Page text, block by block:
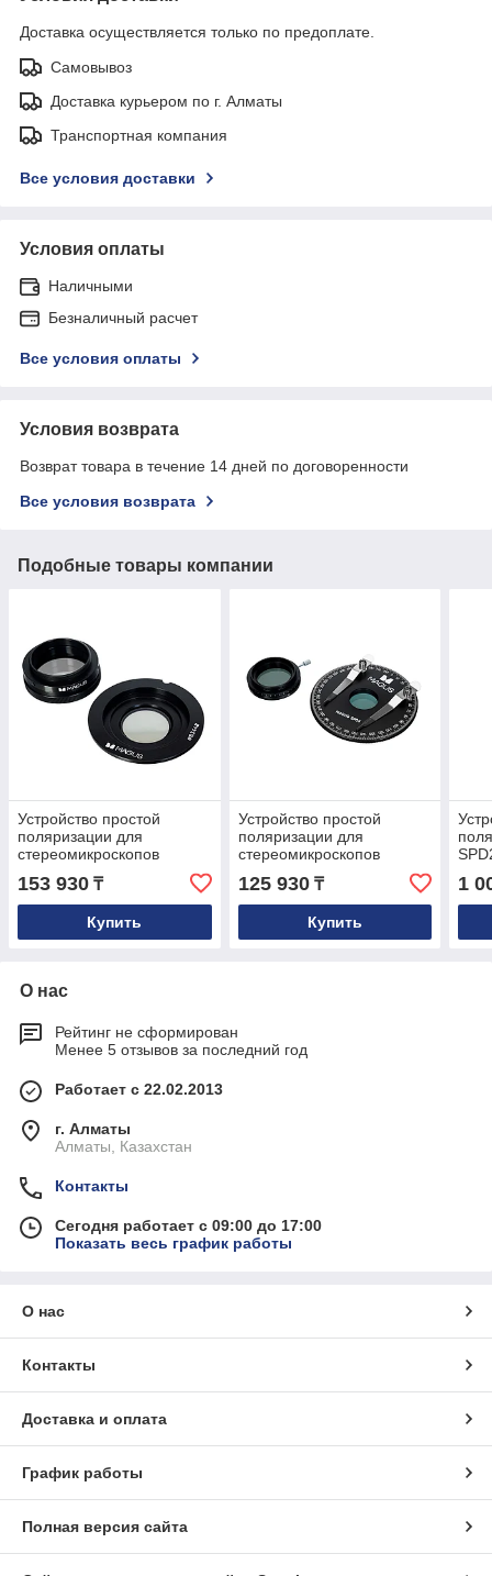
Доставка осуществляется только по предоплате.
Самовывоз
Доставка курьером по г. Алматы
Транспортная компания
Все условия доставки
Условия оплаты
Наличными
Безналичный расчет
Все условия оплаты
Условия возврата
Возврат товара в течение 14 дней по договоренности
Все условия возврата
Подобные товары компании
Устройство простой
поляризации для
стереомикроскопов
MAGUS SPD6
153 930 ₸
Купить
Устройство простой
поляризации для
стереомикроскопов
MAGUS SPD5
125 930₸
Купить
1
О нас
Рейтинг не сформирован
Менее 5 отзывов за последний год
Работает с 22.02.2013
г. Алматы
Алматы, Казахстан
Контакты
Сегодня работает с 09:00 до 17:00
Показать весь график работы
О нас
Контакты
Доставка и оплата
График работы
Полная версия сайта